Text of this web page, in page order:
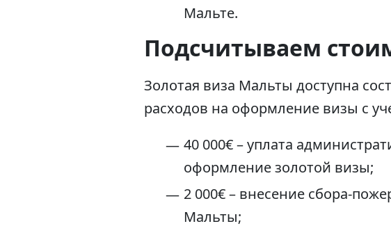
Мальте.
Подсчитываем
Золотая виза Мальты доступна
расходов на оформление визы с
40 000€ – уплата
оформление золотой визы;
2 000€ – внесение сбора-
Мальты;